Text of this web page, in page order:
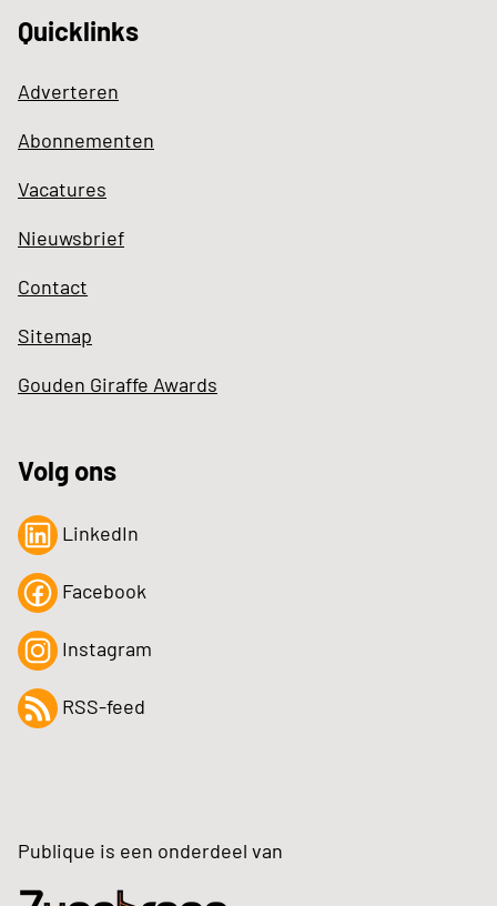
Quicklinks
Adverteren
Abonnementen
Vacatures
Nieuwsbrief
Contact
Sitemap
Gouden Giraffe Awards
Volg ons
LinkedIn
Facebook
Instagram
RSS-feed
Publique is een onderdeel van